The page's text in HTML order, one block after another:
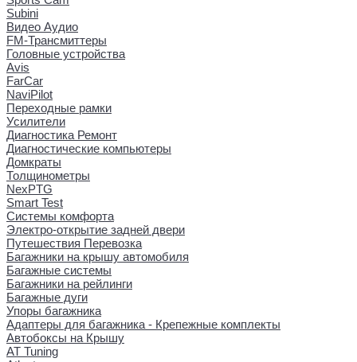
Subini
Видео Аудио
FM-Трансмиттеры
Головные устройства
Avis
FarCar
NaviPilot
Переходные рамки
Усилители
Диагностика Ремонт
Диагностические компьютеры
Домкраты
Толщинометры
NexPTG
Smart Test
Системы комфорта
Электро-открытие задней двери
Путешествия Перевозка
Багажники на крышу автомобиля
Багажные системы
Багажники на рейлинги
Багажные дуги
Упоры багажника
Адаптеры для багажника - Крепежные комплекты
Автобоксы на Крышу
AT Tuning